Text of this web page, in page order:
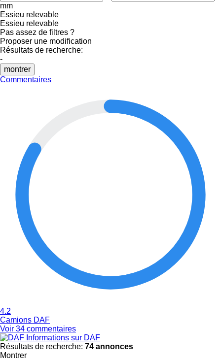
mm
Essieu relevable
Essieu relevable
Pas assez de filtres ?
Proposer une modification
Résultats de recherche:
-
montrer
Commentaires
4.2
Camions DAF
Voir 34 commentaires
Informations sur DAF
Résultats de recherche: 74 annonces
Montrer